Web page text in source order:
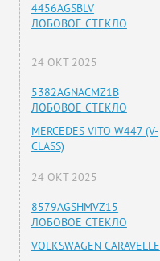
4456AGSBLV
ЛОБОВОЕ СТЕКЛО
24 ОКТ 2025
5382AGNACMZ1B
ЛОБОВОЕ СТЕКЛО
MERCEDES VITO W447 (V-
CLASS)
24 ОКТ 2025
8579AGSHMVZ15
ЛОБОВОЕ СТЕКЛО
VOLKSWAGEN CARAVELLE